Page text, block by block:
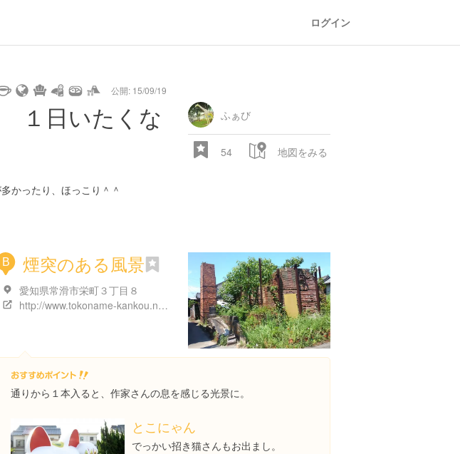
ログイン
公開: 15/09/19
28.522 px
１日いたくな
かったり、ほっこり＾＾
ふぁび
54 地図をみる
B 煙突のある風景
愛知県常滑市栄町３丁目８
http://www.tokoname-kankou.net/contents/miru01-09.html
通りから１本入ると、作家さんの息を感じる光景に。
とこにゃん
でっかい招き猫さんもお出まし。